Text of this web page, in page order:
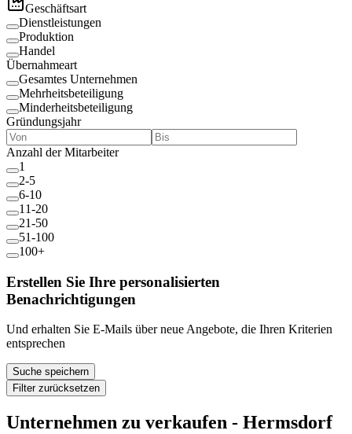
Geschäftsart
Dienstleistungen
Produktion
Handel
Übernahmeart
Gesamtes Unternehmen
Mehrheitsbeteiligung
Minderheitsbeteiligung
Gründungsjahr
Anzahl der Mitarbeiter
1
2-5
6-10
11-20
21-50
51-100
100+
Erstellen Sie Ihre personalisierten
Benachrichtigungen
Und erhalten Sie E-Mails über neue Angebote, die Ihren Kriterien
entsprechen
Suche speichern
Filter zurücksetzen
Unternehmen zu verkaufen - Hermsdorf